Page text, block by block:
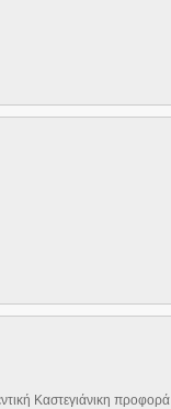
Καστεγιάνικη προφορά